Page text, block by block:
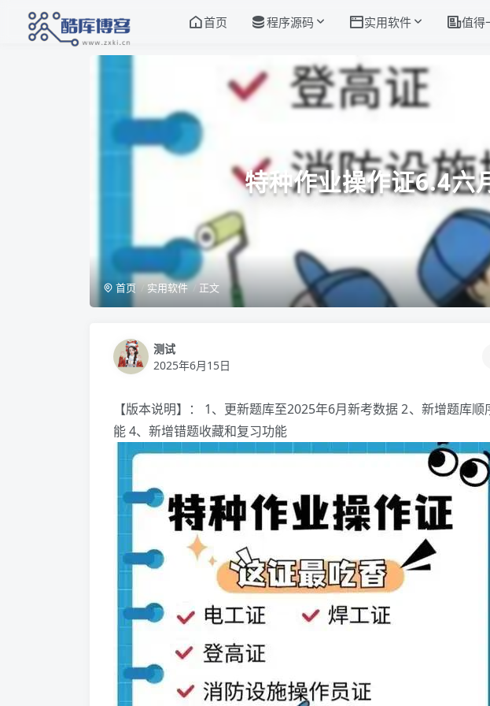
首页 程序源码 实用软件 值得
特种作业操作证6.4六
首页 实用软件 正文
测试
2025年6月15日
【版本说明】： 1、更新题库至2025年6月新考数据 2、新增题库
能 4、新增错题收藏和复习功能